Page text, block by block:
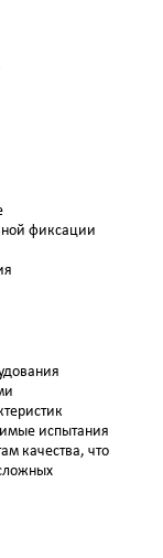
фиксации
испытания
качества, что